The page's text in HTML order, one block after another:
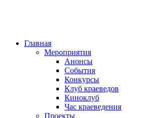
Главная
Мероприятия
Анонсы
События
Конкурсы
Клуб краеведов
Киноклуб
Час краеведения
Проекты